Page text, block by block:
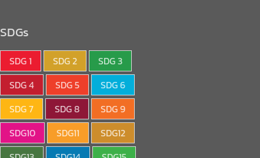
SDGs
SDG 1 SDG 2
SDG 3
SDG 4
SDG 5
SDG 6
SDG 7
SDG 8
SDG 9
SDG10
SDG11
SDG12